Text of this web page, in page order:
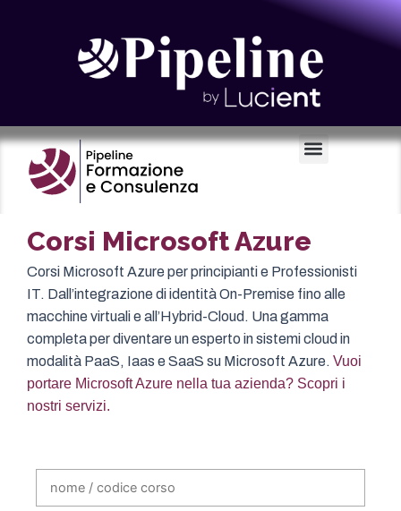
Corsi Microsoft Azure
Corsi Microsoft Azure per principianti e Professionisti
IT. Dall’integrazione di identità On-Premise fino alle
macchine virtuali e all’Hybrid-Cloud. Una gamma
completa per diventare un esperto in sistemi cloud in
modalità PaaS, Iaas e SaaS su Microsoft Azure. Vuoi
portare Microsoft Azure nella tua azienda? Scopri i
nostri servizi.